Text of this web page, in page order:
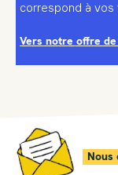
correspond à
Vers notre offre
Nous